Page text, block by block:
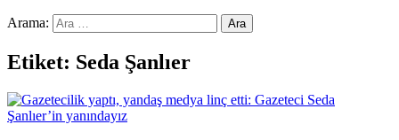
Arama:
Etiket: Seda Şanlıer